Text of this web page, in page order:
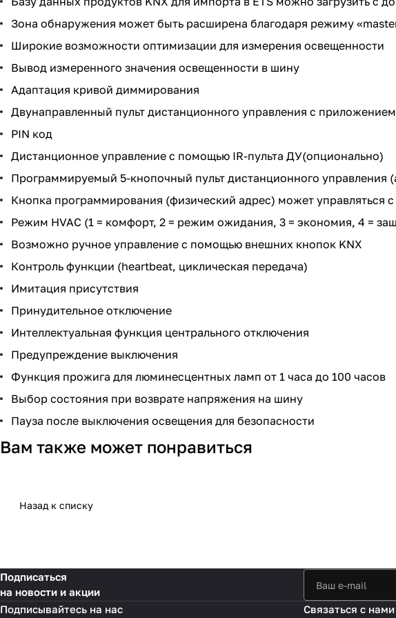
Зона обнаружения может быть расширена благодаря режиму
Широкие возможности оптимизации для измерения освещенности
Вывод измеренного значения освещенности в шину
Адаптация кривой диммирования
Двунаправленный пульт дистанционного управления c
PIN код
Дистанционное управление с помощью IR-пульта ДУ(опционально)
Программируемый 5-кнопочный пульт дистанционного управления
Кнопка программирования (физический адрес) может управляться
Режим HVAC (1 = комфорт, 2 = режим ожидания, 3 = экономия, 4 =
Возможно ручное управление с помощью внешних кнопок KNX
Контроль функции (heartbeat, циклическая передача)
Имитация присутствия
Принудительное отключение
Интеллектуальная функция центрального отключения
Предупреждение выключения
Функция прожига для люминесцентных ламп от 1 часа до 100 часов
Выбор состояния при возврате напряжения на шину
Пауза после выключения освещения для безопасности
Вам также может понравиться
Назад к списку
Подписаться
на новости и акции
Связаться с нами